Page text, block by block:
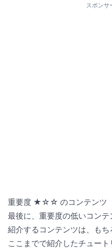
スポンサ
重要度 ★☆☆ のコンテンツ
最後に、重要度の低いコン
紹介するコンテンツは、もち
ここまでで紹介したチュー